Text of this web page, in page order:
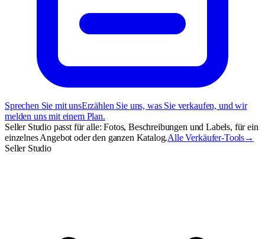
Sprechen Sie mit unsErzählen Sie uns, was Sie verkaufen, und wir
melden uns mit einem Plan.
Seller Studio passt für alle: Fotos, Beschreibungen und Labels, für ein
einzelnes Angebot oder den ganzen Katalog.Alle Verkäufer-Tools→
Seller Studio